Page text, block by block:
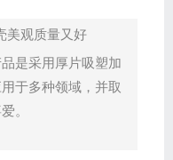
美观质量又好
是采用厚片吸塑加
于多种领域，并取
。